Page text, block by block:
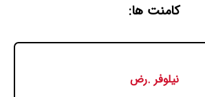
کامنت ها:
نیلوفر .رض